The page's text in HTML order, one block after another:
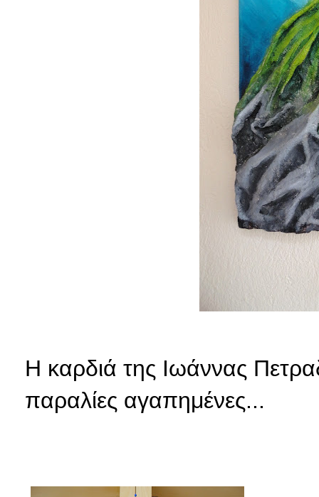
Η καρδιά της Ιωάννας
παραλίες αγαπημένες...